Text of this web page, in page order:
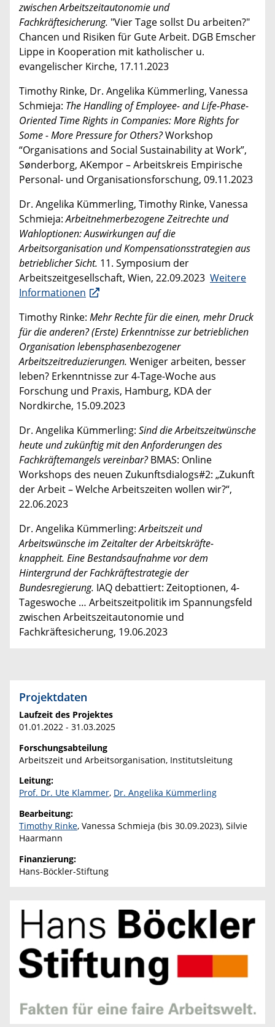
zwischen Arbeitszeitautonomie und
Fachkräftesicherung. "Vier Tage sollst Du arbeiten?"
Chancen und Risiken für Gute Arbeit. DGB Emscher
Lippe in Kooperation mit katholischer u.
evangelischer Kirche, 17.11.2023
Timothy Rinke, Dr. Angelika Kümmerling, Vanessa
Schmieja: The Handling of Employee- and Life-Phase-
Oriented Time Rights in Companies: More Rights for
Some - More Pressure for Others?Workshop
“Organisations and Social Sustainability at Work”,
Sønderborg, AKempor – Arbeitskreis Empirische
Personal- und Organisationsforschung, 09.11.2023
Dr. Angelika Kümmerling, Timothy Rinke, Vanessa
Schmieja:Arbeitnehmerbezogene Zeitrechte und
Wahloptionen: Auswirkungen auf die
Arbeitsorganisation und Kompensationsstrategien aus
betrieblicher Sicht. 11. Symposium der
Arbeitszeitgesellschaft, Wien, 22.09.2023 Weitere
Informationen
Timothy Rinke: Mehr Rechte für die einen, mehr Druck
für die anderen? (Erste) Erkenntnisse zur betrieblichen
Organisation lebensphasenbezogener
Arbeitszeitreduzierungen. Weniger arbeiten, besser
leben? Erkenntnisse zur 4-Tage-Woche aus
Forschung und Praxis, Hamburg, KDA der
Nordkirche, 15.09.2023
Dr. Angelika Kümmerling: Sind die Arbeitszeitwünsche
heute und zukünftig mit den Anforderungen des
Fachkräftemangels vereinbar?BMAS: Online
Workshops des neuen Zukunftsdialogs#2: „Zukunft
der Arbeit – Welche Arbeitszeiten wollen wir?“,
22.06.2023
Dr. Angelika Kümmerling:Arbeitszeit und
Arbeitswünsche im Zeitalter der Arbeitskräfte-
knappheit. Eine Bestandsaufnahme vor dem
Hintergrund der Fachkräftestrategie der
Bundesregierung. IAQ debattiert: Zeitoptionen, 4-
Tageswoche … Arbeitszeitpolitik im Spannungsfeld
zwischen Arbeitszeitautonomie und
Fachkräftesicherung, 19.06.2023
Projektdaten
Laufzeit des Projektes
01.01.2022 - 31.03.2025
Forschungsabteilung
Arbeitszeit und Arbeitsorganisation, Institutsleitung
Leitung:
Prof. Dr. Ute Klammer, Dr. Angelika Kümmerling
Bearbeitung:
Timothy Rinke, Vanessa Schmieja (bis 30.09.2023), Silvie
Haarmann
Finanzierung:
Hans-Böckler-Stiftung